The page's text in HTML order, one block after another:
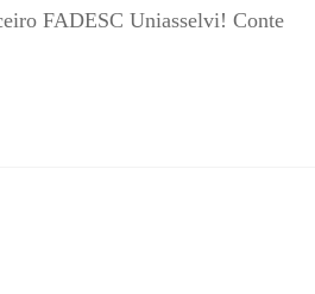
FADESC Uniasselvi! Conte